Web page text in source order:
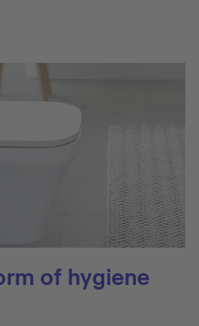
of hygiene